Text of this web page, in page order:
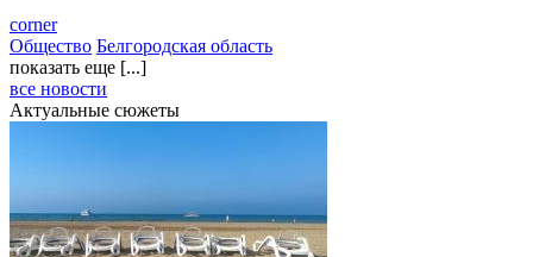
corner
Общество Белгородская область
показать еще [...]
все новости
Актуальные сюжеты